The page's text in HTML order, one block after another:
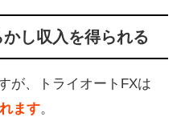
し収入を得られる
が、トライオートFXは
ます。